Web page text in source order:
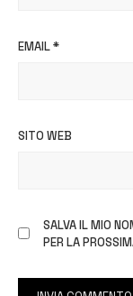
EMAIL*
SITO WEB
SALVA IL MIO
PER LA